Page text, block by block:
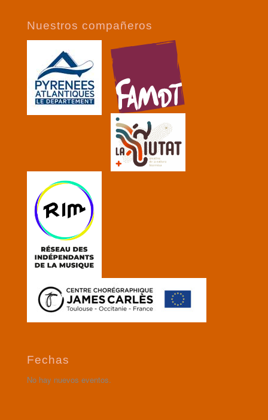
Nuestros compañeros
Fechas
No hay nuevos eventos.